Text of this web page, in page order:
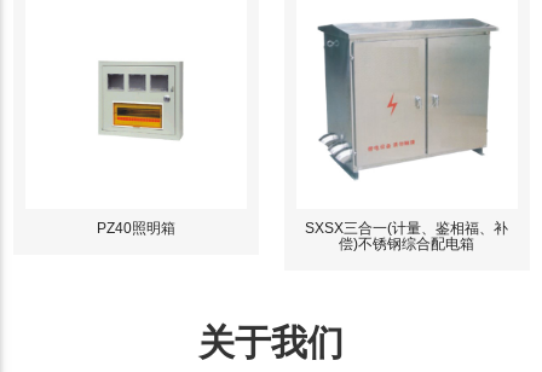
PZ40照明箱
SXSX三合一(计量、鉴相福、补
偿)不锈钢综合配电箱
关于我们